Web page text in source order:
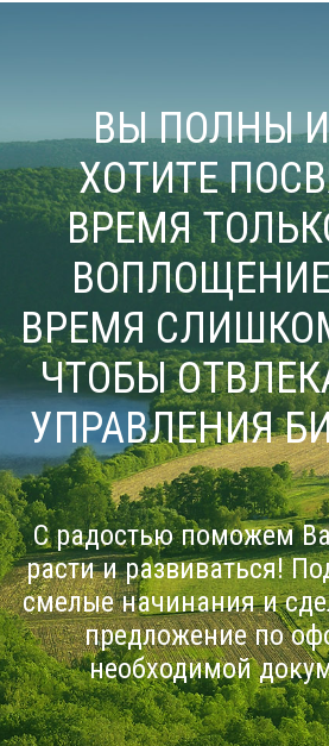
ВЫ ПОЛНЫ
ХОТИТЕ
ВРЕМЯ
ВРЕМЯ
ЧТОБЫ
УПРАВЛЕНИЯ
С радостью поможем
расти и развиваться!
смелые начинания и
предложение по
необходимой